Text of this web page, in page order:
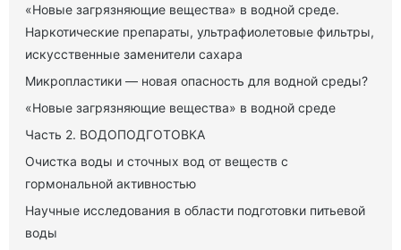
«Новые загрязняющие вещества» в водной среде.
Наркотические препараты, ультрафиолетовые фильтры,
искусственные заменители сахара
Микропластики — новая опасность для водной среды?
«Новые загрязняющие вещества» в водной среде
Часть 2. ВОДОПОДГОТОВКА
Очистка воды и сточных вод от веществ с
гормональной активностью
Научные исследования в области подготовки питьевой
воды